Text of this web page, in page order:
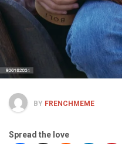
BY FRENCHMEME
Spread the love